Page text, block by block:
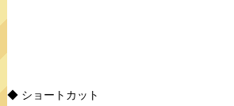
◆ ショートカット